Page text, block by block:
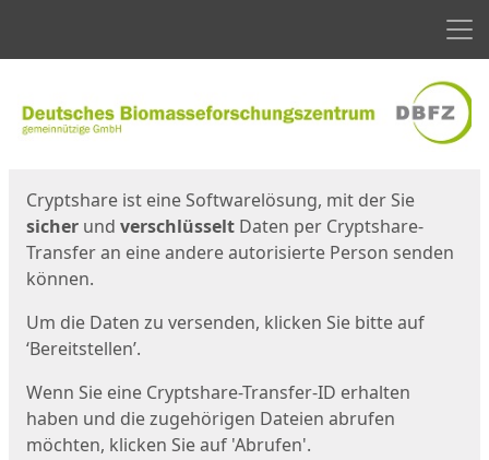
Cryptshare ist eine Softwarelösung, mit der Sie
sicher und verschlüsselt Daten per Cryptshare-
Transfer an eine andere autorisierte Person senden
können.
Um die Daten zu versenden, klicken Sie bitte auf
‘Bereitstellen’.
Wenn Sie eine Cryptshare-Transfer-ID erhalten
haben und die zugehörigen Dateien abrufen
möchten, klicken Sie auf 'Abrufen'.